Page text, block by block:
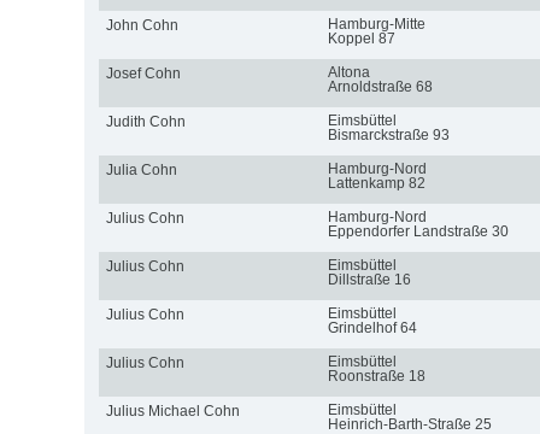
John Cohn
Hamburg-Mitte
Koppel 87
Josef Cohn
Altona
Arnoldstraße 68
Judith Cohn
Eimsbüttel
Bismarckstraße 93
Julia Cohn
Hamburg-Nord
Lattenkamp 82
Julius Cohn
Hamburg-Nord
Eppendorfer Landstraße 30
Julius Cohn
Eimsbüttel
Dillstraße 16
Julius Cohn
Eimsbüttel
Grindelhof 64
Julius Cohn
Eimsbüttel
Roonstraße 18
Julius Michael Cohn
Eimsbüttel
Heinrich-Barth-Straße 25